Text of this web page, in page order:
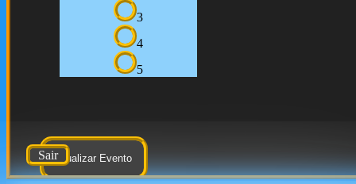
3
4
5
Atualizar Evento
Sair